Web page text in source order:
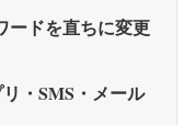
ードを直ちに変更
・SMS・メール